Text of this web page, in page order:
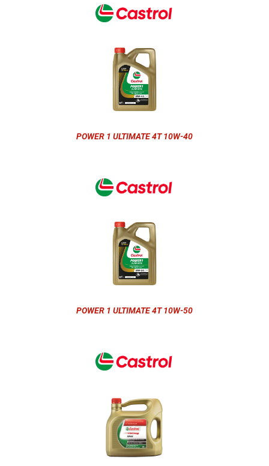
POWER 1 ULTIMATE 4T 10W-40
POWER 1 ULTIMATE 4T 10W-50